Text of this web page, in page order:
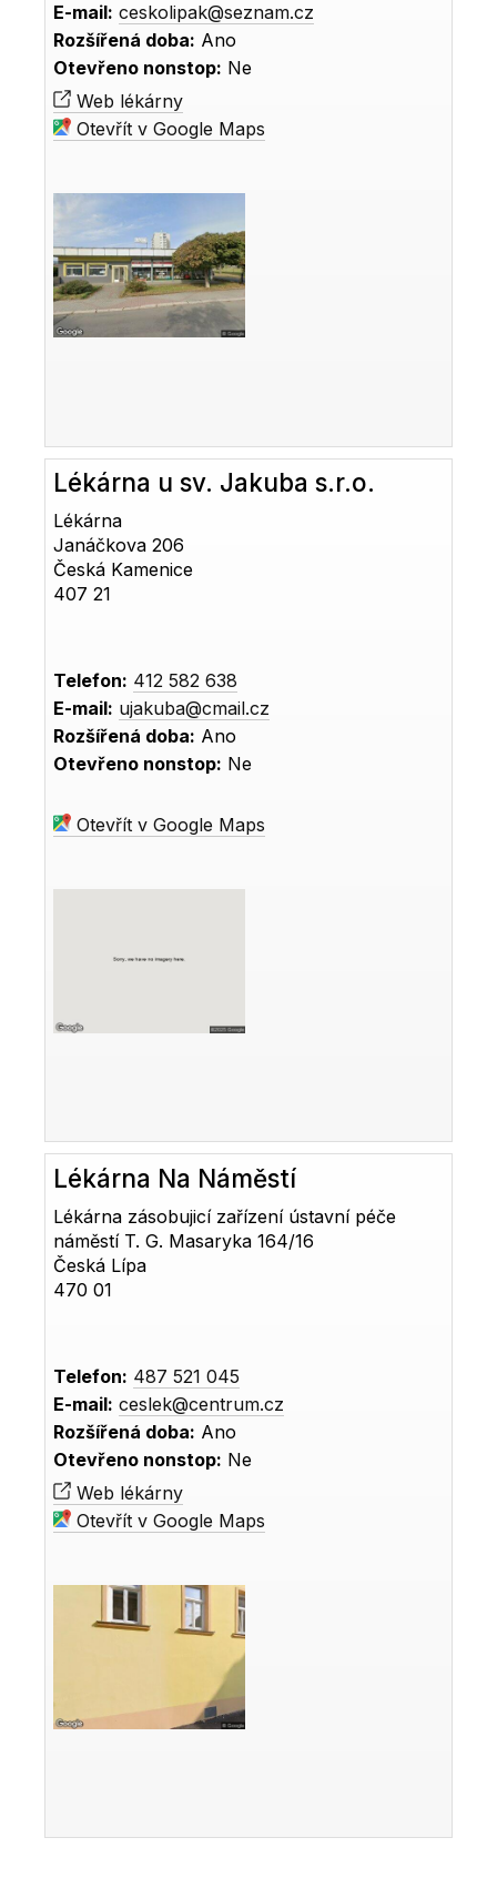
E-mail: ceskolipak@seznam.cz
Rozšířená doba: Ano
Otevřeno nonstop: Ne
Web lékárny
Otevřít v Google Maps
Lékárna u sv. Jakuba s.r.o.
Lékárna
Janáčkova 206
Česká Kamenice
407 21
Telefon: 412 582 638
E-mail: ujakuba@cmail.cz
Rozšířená doba: Ano
Otevřeno nonstop: Ne
Otevřít v Google Maps
Lékárna Na Náměstí
Lékárna zásobujicí zařízení ústavní péče
náměstí T. G. Masaryka 164/16
Česká Lípa
470 01
Telefon: 487 521 045
E-mail: ceslek@centrum.cz
Rozšířená doba: Ano
Otevřeno nonstop: Ne
Web lékárny
Otevřít v Google Maps